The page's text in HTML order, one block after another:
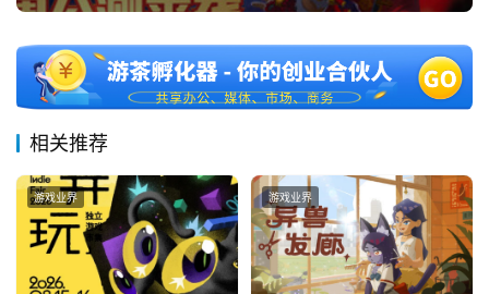
对
接
上
海
站
相关推荐
游戏业界 游戏业界